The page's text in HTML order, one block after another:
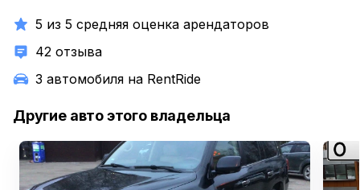
5 из 5 средняя оценка арендаторов
42 отзыва
3 автомобиля на RentRide
Другие авто этого владельца